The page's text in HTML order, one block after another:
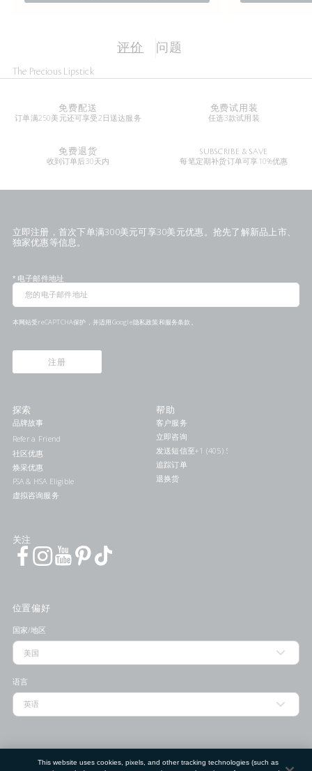
评价 问题
The Precious Lipstick
免费配送
订单满250美元还可享受2日送达服务
免费试用装
任选3款试用装
免费退货
收到订单后30天内
SUBSCRIBE & SAVE
每笔定期补货订单可享10%优惠
立即注册，首次下单满300美元可享30美元优惠。抢先了解新品上市、
独家优惠等信息。
* 电子邮件地址
本网站受reCAPTCHA保护，并适用Google隐私政策和服务条款 。
注册
探索
品牌故事
Refer a Friend
社区优惠
焕采优惠
FSA & HSA Eligible
虚拟咨询服务
帮助
客户服务
立即咨询
发送短信至+1 (405) 578-7046联系我们
追踪订单
退换货
关注
位置偏好
国家/地区
语言
This website uses cookies, pixels, and other tracking technologies (such as